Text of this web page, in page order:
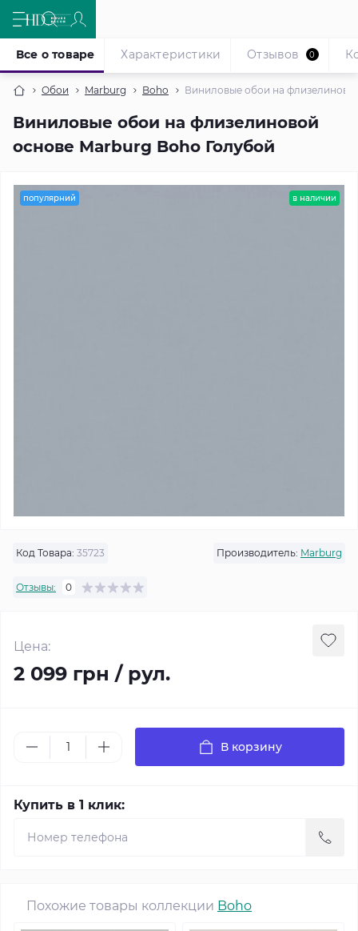
Обои Marburg Boho Виниловые обои на
Виниловые обои на флизелиновой
основе Marburg Boho Голубой
Все о товаре Характеристики Отзывов 0
популярний в наличии
Код Товара: 35723 Производитель: Marburg
Отзывы: 0
Цена:
2 099 грн / рул.
В корзину
Купить в 1 клик:
Похожие товары коллекции Boho